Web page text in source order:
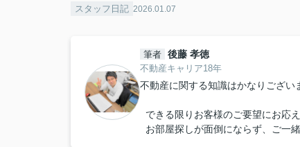
スタッフ日記 2026.01.07
筆者 後藤 孝徳
不動産キャリア18年
不動産に関する知識はかなりござい
できる限りお客様のご要望にお応
お部屋探しが面倒にならず、ご一